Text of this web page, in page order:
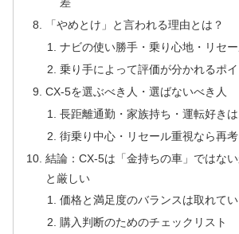
差
「やめとけ」と言われる理由とは？
ナビの使い勝手・乗り心地・リセ
乗り手によって評価が分かれるポイ
CX-5を選ぶべき人・選ばないべき人
長距離通勤・家族持ち・運転好き
街乗り中心・リセール重視なら再
結論：CX-5は「金持ちの車」ではな
と厳しい
価格と満足度のバランスは取れてい
購入判断のためのチェックリスト